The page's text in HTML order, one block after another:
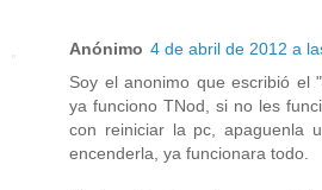
Anónimo 4 de abril de 2012 a
Soy el anonimo que escribió el
ya funciono TNod, si no les
con reiniciar la pc, apaguenla
encenderla, ya funcionara todo.